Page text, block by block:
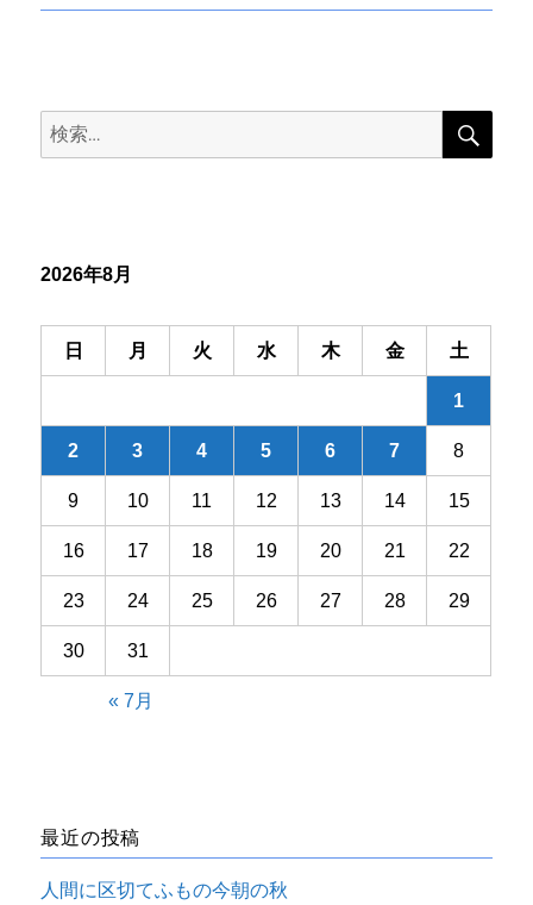
ゲ
ン
検
索:
検
2026年8月
日 月 火 水 木 金 土
1
2 3 4 5 6 7 8
9 10 11 12 13 14 15
16 17 18 19 20 21 22
23 24 25 26 27 28 29
30 31
« 7月
最近の投稿
人間に区切てふもの今朝の秋